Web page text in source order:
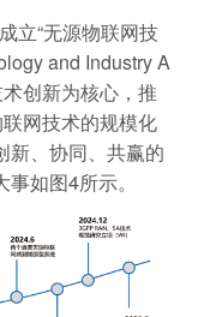
立“无源物联网技
and Industry A
创新为核心，推
网技术的规模化
新、协同、共赢的
如图4所示。